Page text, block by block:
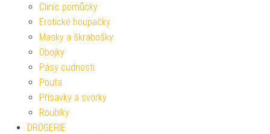
Clinic pomůcky
Erotické houpačky
Masky a škrabošky
Obojky
Pásy cudnosti
Pouta
Přísavky a svorky
Roubíky
DROGERIE